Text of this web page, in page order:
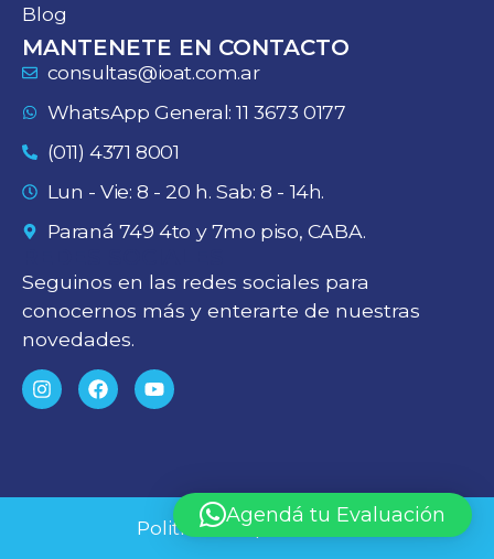
Blog
MANTENETE EN CONTACTO
consultas@ioat.com.ar
WhatsApp General: 11 3673 0177
(011) 4371 8001
Lun - Vie: 8 - 20 h. Sab: 8 - 14h.
Paraná 749 4to y 7mo piso, CABA.
Seguinos en las redes sociales para
conocernos más y enterarte de nuestras
novedades.
Politícas de privacidad
Agendá tu Evaluación